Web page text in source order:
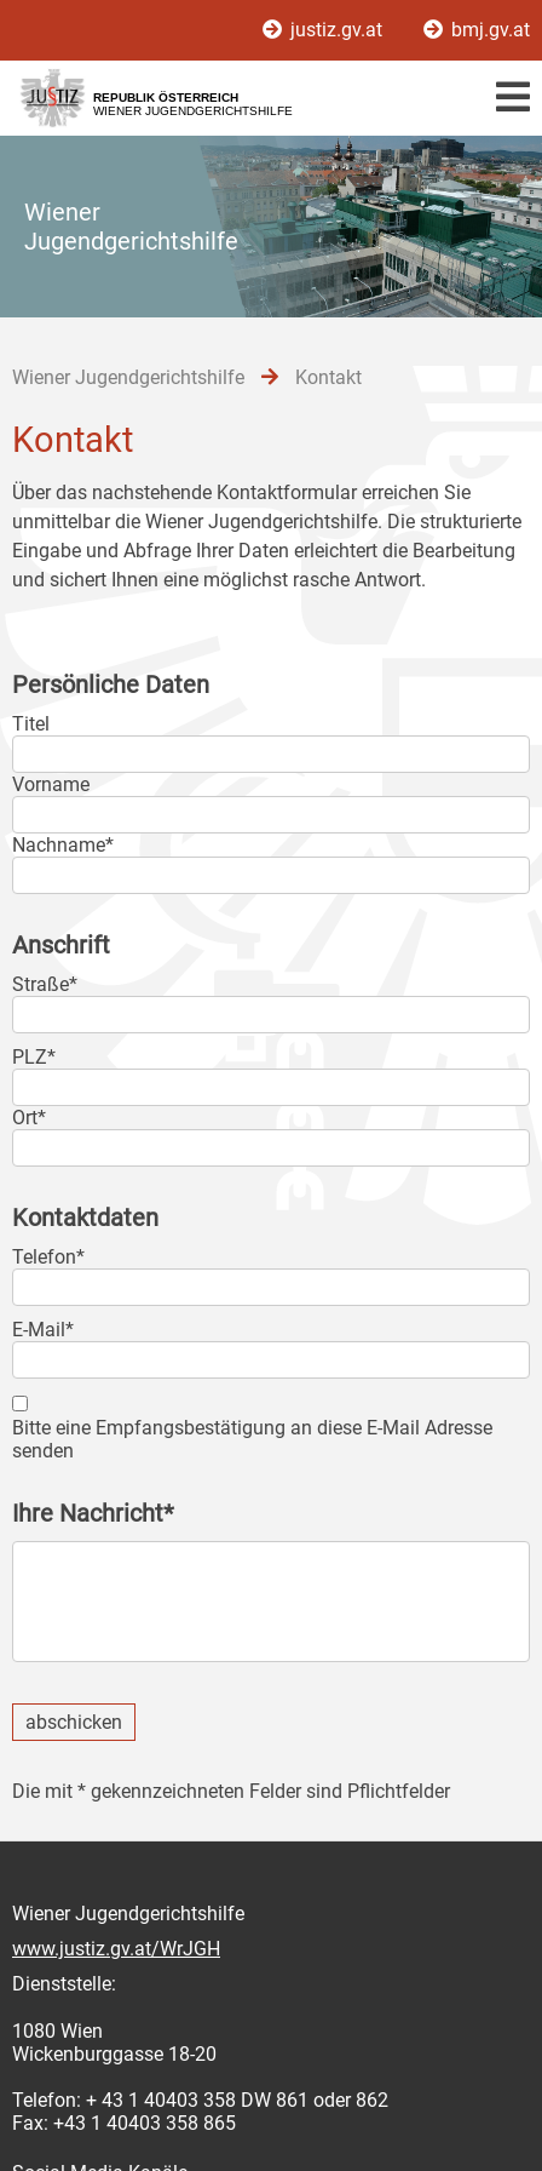
[1]
[2]
[3]
justiz.gv.at bmj.gv.at
REPUBLIK ÖSTERREICH
WIENER JUGENDGERICHTSHILFE
Wiener
Jugendgerichtshilfe
Wiener Jugendgerichtshilfe Kontakt
Kontakt
Über das nachstehende Kontaktformular erreichen Sie
unmittelbar die Wiener Jugendgerichtshilfe. Die strukturierte
Eingabe und Abfrage Ihrer Daten erleichtert die Bearbeitung
und sichert Ihnen eine möglichst rasche Antwort.
Persönliche Daten
Titel
Vorname
Nachname*
Anschrift
Straße*
PLZ*
Ort*
Kontaktdaten
Telefon*
E-Mail*
Bitte eine Empfangsbestätigung an diese E-Mail Adresse
senden
Ihre Nachricht*
abschicken
Die mit * gekennzeichneten Felder sind Pflichtfelder
Wiener Jugendgerichtshilfe
www.justiz.gv.at/WrJGH
Dienststelle:
1080 Wien
Wickenburggasse 18-20
Telefon: + 43 1 40403 358 DW 861 oder 862
Fax: +43 1 40403 358 865